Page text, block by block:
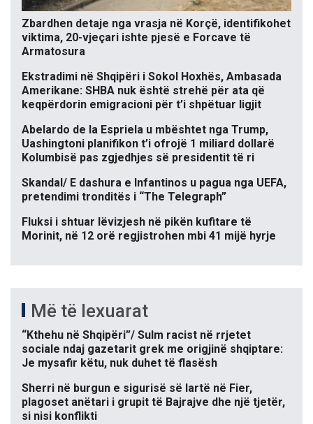
Zbardhen detaje nga vrasja në Korçë, identifikohet
viktima, 20-vjeçari ishte pjesë e Forcave të
Armatosura
Ekstradimi në Shqipëri i Sokol Hoxhës, Ambasada
Amerikane: SHBA nuk është strehë për ata që
keqpërdorin emigracioni për t’i shpëtuar ligjit
Abelardo de la Espriela u mbështet nga Trump,
Uashingtoni planifikon t’i ofrojë 1 miliard dollarë
Kolumbisë pas zgjedhjes së presidentit të ri
Skandal/ E dashura e Infantinos u pagua nga UEFA,
pretendimi tronditës i “The Telegraph”
Fluksi i shtuar lëvizjesh në pikën kufitare të
Morinit, në 12 orë regjistrohen mbi 41 mijë hyrje
Më të lexuarat
“Kthehu në Shqipëri”/ Sulm racist në rrjetet
sociale ndaj gazetarit grek me origjinë shqiptare:
Je mysafir këtu, nuk duhet të flasësh
Sherri në burgun e sigurisë së lartë në Fier,
plagoset anëtari i grupit të Bajrajve dhe një tjetër,
si nisi konflikti